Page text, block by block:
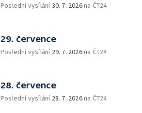
Poslední vysílání30. 7. 2026na ČT24
29. července
Poslední vysílání 29. 7. 2026na ČT24
28. července
Poslední vysílání 28. 7. 2026na ČT24